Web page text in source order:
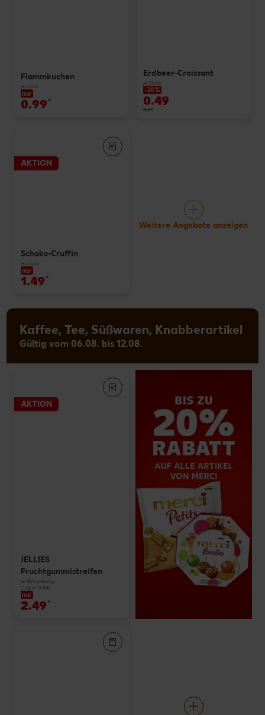
Flammkuchen
je Stück
nur
0.99*
Erdbeer-Croissant
je Stück
-28%
0.49
0.69
AKTION
Schoko-Cruffin
je Stück
nur
1.49*
Weitere Angebote anzeigen
Kaffee, Tee, Süßwaren, Knabberartikel
Gültig vom 06.08. bis 12.08.
AKTION
JELLIES
Fruchtgummistreifen
je 180-g-Packg.
(1 kg = 13.84)
nur
2.49*